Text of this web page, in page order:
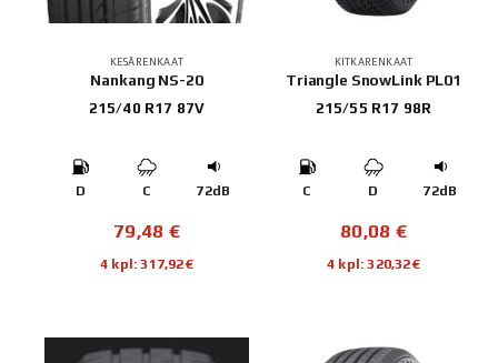
KESÄRENKAAT
Nankang NS-20
215/40 R17 87V
D C 72dB
79,48 €
4 kpl: 317,92€
KITKARENKAAT
Triangle SnowLink PL01
215/55 R17 98R
C D 72dB
80,08 €
4 kpl: 320,32€